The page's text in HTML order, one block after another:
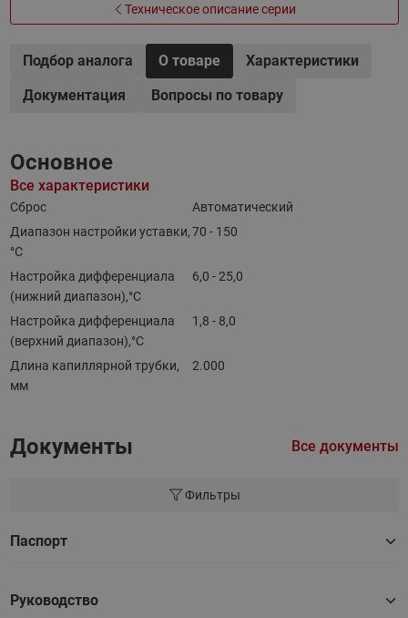
Техническое описание серии
Подбор аналога О товаре
Характеристики
Документация
Вопросы по товару
Основное
Все характеристики
Сброс
Автоматический
Диапазон настройки уставки,
°C
70 - 150
Настройка дифференциала
(нижний диапазон),°C
6,0 - 25,0
Настройка дифференциала
(верхний диапазон),°C
1,8 - 8,0
Длина капиллярной трубки,
мм
2.000
Документы Все документы
Фильтры
Паспорт
Руководство